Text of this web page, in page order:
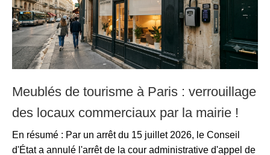
Meublés de tourisme à Paris : verrouillage
des locaux commerciaux par la mairie !
En résumé : Par un arrêt du 15 juillet 2026, le Conseil
d'État a annulé l'arrêt de la cour administrative d'appel de